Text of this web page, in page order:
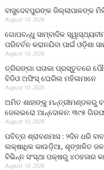
ବାସୁଦେବପୁରଙ୍କ ଜିଲ୍ଲାପାଳଙ୍କ
August 10, 2026
ଗୋପବନ୍ଧୁ ସାମ୍ବାଦିକ
ପରିବର୍ତନ କରାନଯିବା ପାଇଁ ଓଡ଼ିଶା
August 10, 2026
ତ୍ରିରଙ୍ଗା ପତାକା ପ୍ରସ୍ତୁତରେ
ବିଡିଓ ଅଫିସ୍ ଘେରିଲ ମହିଳାମାନେ
August 10, 2026
ଅମିତ ଶାହାଙ୍କୁ ମନ୍ତ୍ରୀମଣ୍ଡଳରୁ
ଜେଲଭରୋ ଆନ୍ଦୋଳନ: ୩୯୫
August 10, 2026
ପବିତ୍ର ଶ୍ରାବଣମାସ : ୨ଦିନ ଧରି
ଲକ୍ଷାଧିକ କାଉଡ଼ିଆ, ଶୃଙ୍ଖଳିତ
ବିଭିନ୍ନ ସଂସ୍ଥା ପକ୍ଷରୁ ୪୦ହଜାର
August 10, 2026